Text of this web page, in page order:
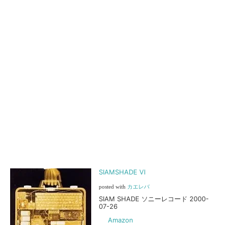
SIAMSHADE VI
posted with カエレバ
SIAM SHADE ソニーレコード 2000-
07-26
Amazon